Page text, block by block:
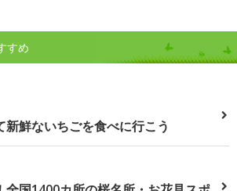
すめ
鮮ないちごを食べに行こう